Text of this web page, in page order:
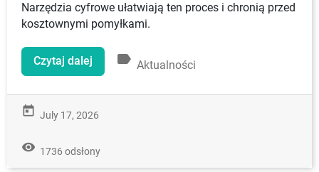
Narzędzia cyfrowe ułatwiają ten proces i chronią przed
kosztownymi pomyłkami.
Czytaj dalej label Aktualności
today July 17, 2026
remove_red_eye 1736 odsłony